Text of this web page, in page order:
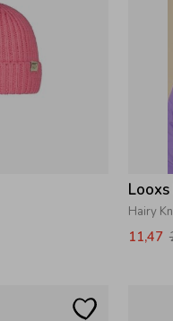
Hairy
11,47